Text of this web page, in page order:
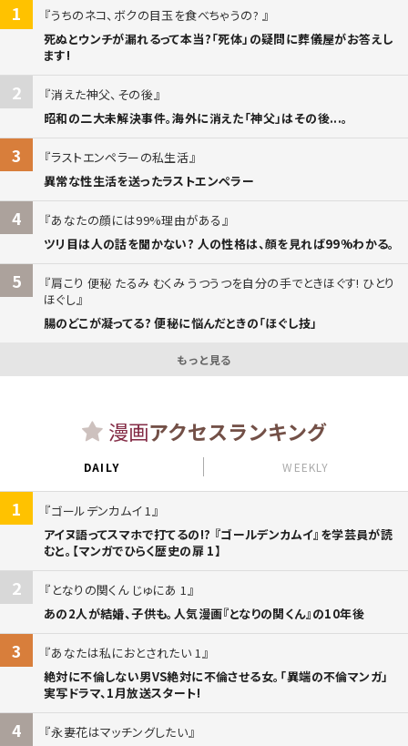
1
うちのネコ、ボクの目玉を食べちゃうの?
死ぬとウンチが漏れるって本当?「死体」の疑問に葬儀屋がお答えし
ます!
2
消えた神父、その後
昭和の二大未解決事件。海外に消えた「神父」はその後...。
3
ラストエンペラーの私生活
異常な性生活を送ったラストエンペラー
4
あなたの顔には99%理由がある
ツリ目は人の話を聞かない? 人の性格は、顔を見れば99%わかる。
5
肩こり 便秘 たるみ むくみ うつうつを自分の手でときほぐす! ひとり
ほぐし
腸のどこが凝ってる? 便秘に悩んだときの「ほぐし技」
もっと見る
漫画アクセスランキング
DAILY WEEKLY
1
ゴールデンカムイ 1
アイヌ語ってスマホで打てるの!? 『ゴールデンカムイ』を学芸員が読
むと。【マンガでひらく歴史の扉 1】
2
となりの関くん じゅにあ 1
あの2人が結婚、子供も。人気漫画『となりの関くん』の10年後
3
あなたは私におとされたい 1
絶対に不倫しない男VS絶対に不倫させる女。「異端の不倫マンガ」
実写ドラマ、1月放送スタート!
4
永妻花はマッチングしたい